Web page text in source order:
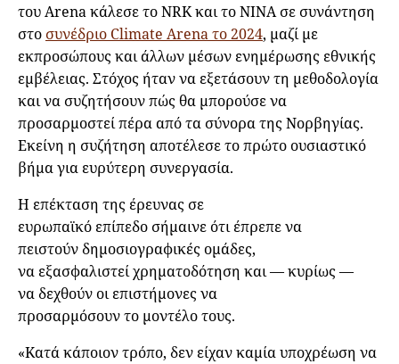
του Arena κάλεσε το NRK και το NINA σε συνάντηση
στο συνέδριο Climate Arena το 2024, μαζί με
εκπροσώπους και άλλων μέσων ενημέρωσης εθνικής
εμβέλειας. Στόχος ήταν να εξετάσουν τη μεθοδολογία
και να συζητήσουν πώς θα μπορούσε να
προσαρμοστεί πέρα από τα σύνορα της Νορβηγίας.
Εκείνη η συζήτηση αποτέλεσε το πρώτο ουσιαστικό
βήμα για ευρύτερη συνεργασία.
Η επέκταση της έρευνας σε
ευρωπαϊκό επίπεδο σήμαινε ότι έπρεπε να
πειστούν δημοσιογραφικές ομάδες,
να εξασφαλιστεί χρηματοδότηση και — κυρίως —
να δεχθούν οι επιστήμονες να
προσαρμόσουν το μοντέλο τους.
«Κατά κάποιον τρόπο, δεν είχαν καμία υποχρέωση να